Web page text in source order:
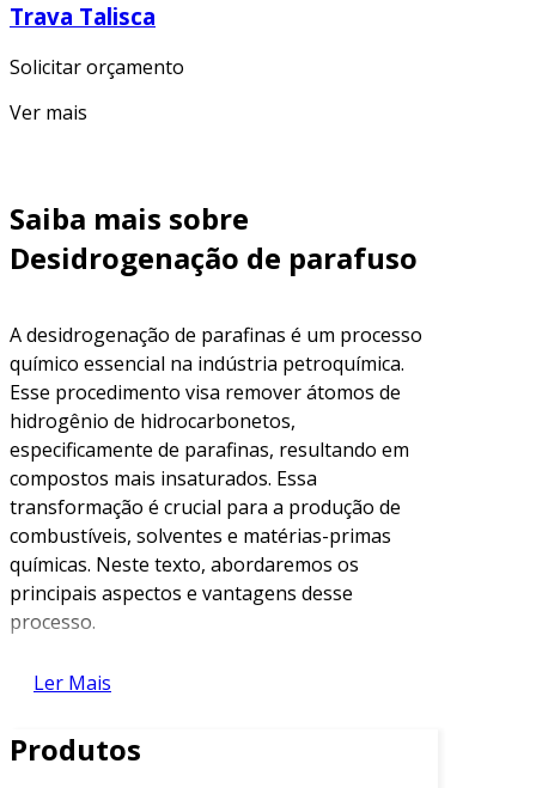
Trava Talisca
Solicitar orçamento
Ver mais
Saiba mais sobre
Desidrogenação de parafuso
A desidrogenação de parafinas é um processo
químico essencial na indústria petroquímica.
Esse procedimento visa remover átomos de
hidrogênio de hidrocarbonetos,
especificamente de parafinas, resultando em
compostos mais insaturados. Essa
transformação é crucial para a produção de
combustíveis, solventes e matérias-primas
químicas. Neste texto, abordaremos os
principais aspectos e vantagens desse
processo.
O Que é Desidrogenação?
hidrogênio é removido de uma molécula. No
Ler Mais
Produtos